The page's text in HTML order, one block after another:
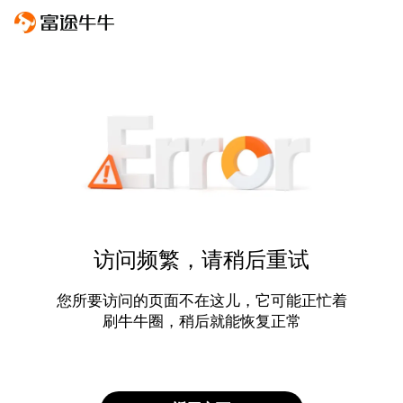
访问频繁，请稍后重试
您所要访问的页面不在这儿，它可能正忙着
刷牛牛圈，稍后就能恢复正常